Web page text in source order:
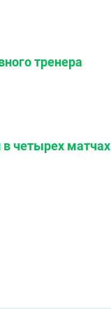
тренера
четырех матчах